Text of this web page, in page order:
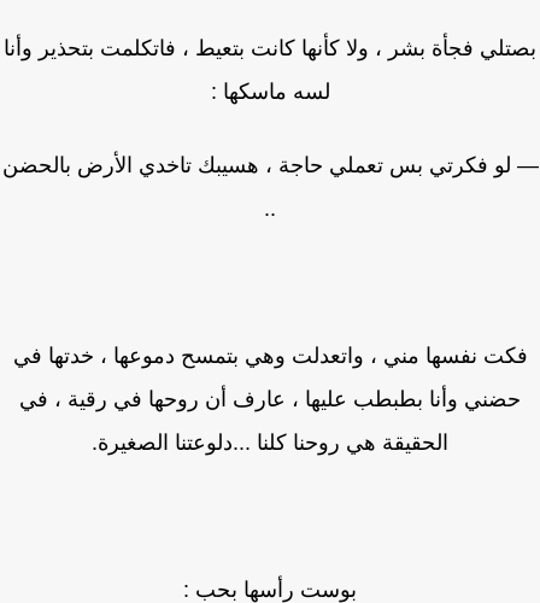
فجأة بشر ، ولا كأنها كانت بتعيط ، فاتكلمت بتحذير وأنا
لسه ماسكها :
فكرتي بس تعملي حاجة ، هسيبك تاخدي الأرض بالحضن
نفسها مني ، واتعدلت وهي بتمسح دموعها ، خدتها في
وأنا بطبطب عليها ، عارف أن روحها في رقية ، في
الحقيقة هي روحنا كلنا ...دلوعتنا الصغيرة.
بوست رأسها بحب :